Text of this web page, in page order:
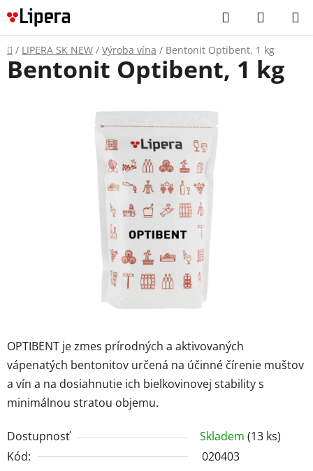
Prejsť
na
obsah
Hľadať
KOŠÍK
Domov
/ LIPERA SK NEW / Výroba vína / Bentonit Optibent, 1 kg
OPTIBENT je zmes prírodných a aktivovaných
vápenatých bentonitov určená na účinné čírenie muštov
a vín a na dosiahnutie ich bielkovinovej stability s
minimálnou stratou objemu.
Dostupnosť Skladem (13 ks)
Kód:
020403
Bentonit Optibent, 1 kg